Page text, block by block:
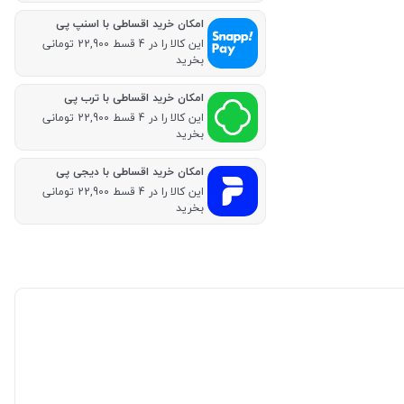
امکان خرید اقساطی با اسنپ پی
این کالا را در 4 قسط 22,900 تومانی
بخرید
امکان خرید اقساطی با ترب پی
این کالا را در 4 قسط 22,900 تومانی
بخرید
امکان خرید اقساطی با دیجی پی
این کالا را در 4 قسط 22,900 تومانی
بخرید